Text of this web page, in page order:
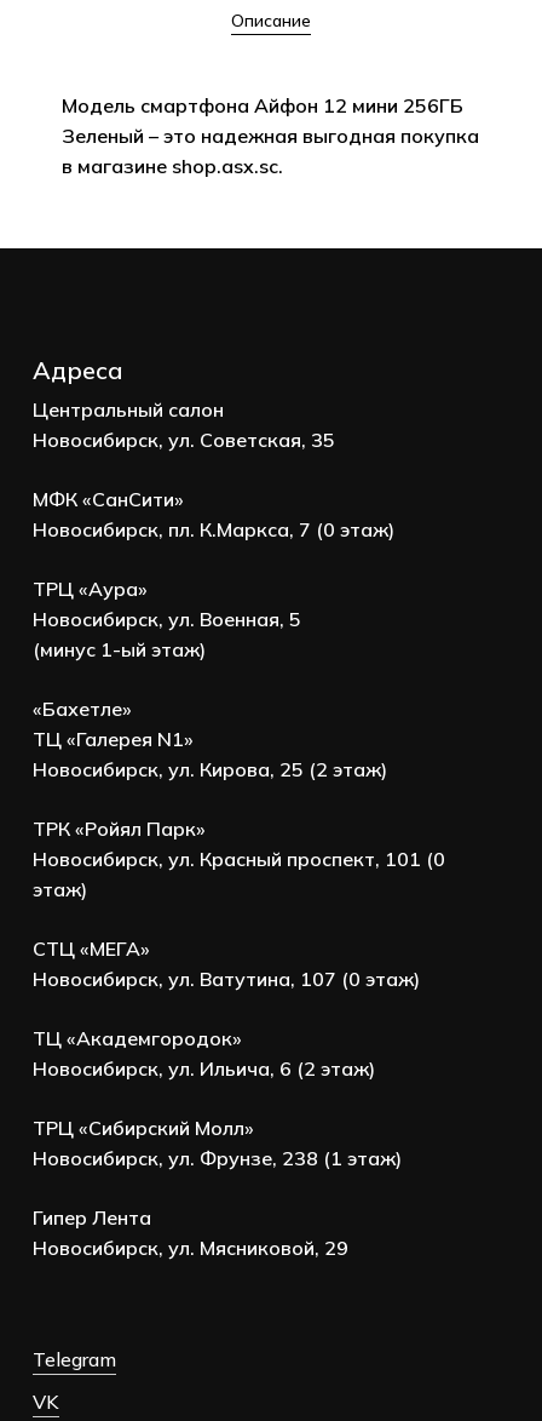
Описание
Модель смартфона Айфон 12 мини 256ГБ
Зеленый – это надежная выгодная покупка
в магазине shop.asx.sc.
Адреса
Центральный салон
Новосибирск, ул. Советская, 35
МФК «СанСити»
Новосибирск, пл. К.Маркса, 7 (0 этаж)
ТРЦ «Аура»
Новосибирск, ул. Военная, 5
(минус 1-ый этаж)
«Бахетле»
ТЦ «Галерея N1»
Новосибирск, ул. Кирова, 25 (2 этаж)
ТРК «Ройял Парк»
Новосибирск, ул. Красный проспект, 101 (0
этаж)
СТЦ «МЕГА»
Новосибирск, ул. Ватутина, 107 (0 этаж)
ТЦ «Академгородок»
Новосибирск, ул. Ильича, 6 (2 этаж)
ТРЦ «Сибирский Молл»
Новосибирск, ул. Фрунзе, 238 (1 этаж)
Гипер Лента
Новосибирск, ул. Мясниковой, 29
Telegram
VK